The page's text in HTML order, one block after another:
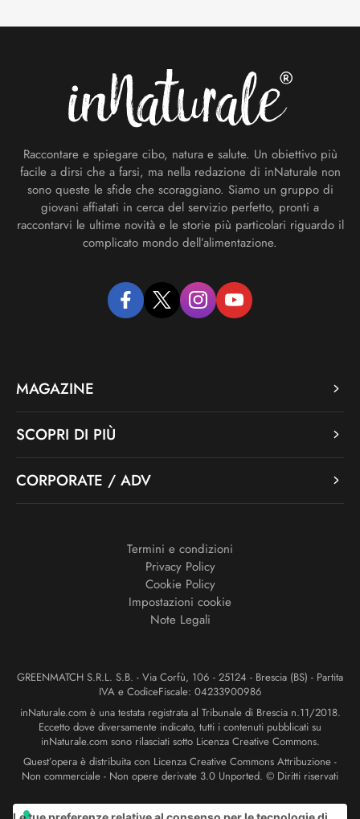
Raccontare e spiegare cibo, natura e salute. Un obiettivo più
facile a dirsi che a farsi, ma nella redazione di inNaturale non
sono queste le sfide che scoraggiano. Siamo un gruppo di
giovani affiatati in cerca del servizio perfetto, pronti a
raccontarvi le ultime novità e le storie più particolari riguardo il
complicato mondo dell’alimentazione.
facebooktwitter instagramyoutube
MAGAZINE
SCOPRI DI PIÙ
CORPORATE / ADV
Termini e condizioni
Privacy Policy
Cookie Policy
Impostazioni cookie
Note Legali
GREENMATCH S.R.L. S.B. - Via Corfù, 106 - 25124 - Brescia (BS) - Partita
IVA e CodiceFiscale: 04233900986
inNaturale.com è una testata registrata al Tribunale di Brescia n.11/2018.
Eccetto dove diversamente indicato, tutti i contenuti pubblicati su
inNaturale.com sono rilasciati sotto Licenza Creative Commons.
Quest’opera è distribuita con Licenza Creative Commons Attribuzione -
Non commerciale - Non opere derivate 3.0 Unported. © Diritti riservati